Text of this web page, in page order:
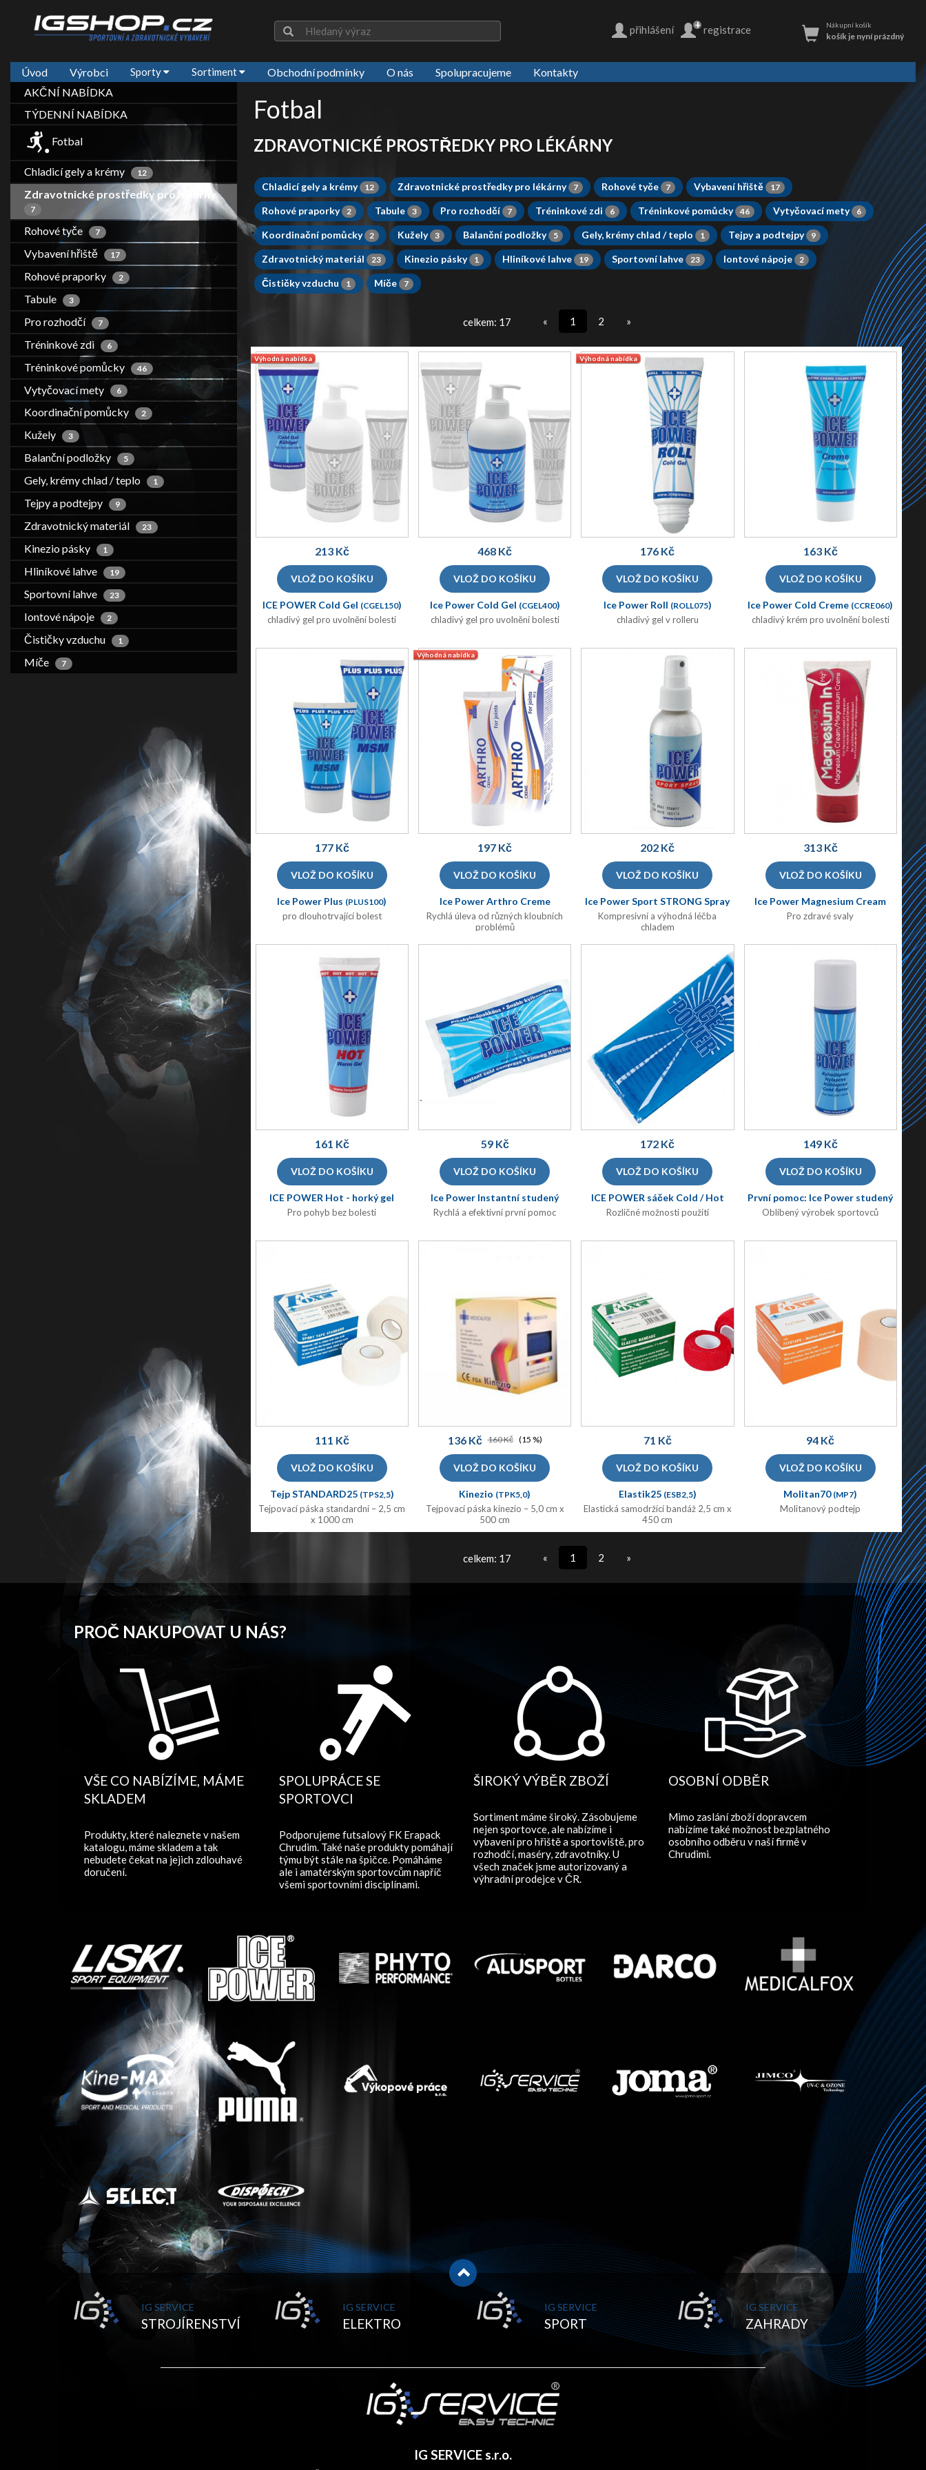
+ registrace
přihlášení Nákupní košík
košík je nyní prázdný
Úvod Výrobci Sporty Sortiment Obchodní podmínky O nás Spolupracujeme
Kontakty
AKČNÍ NABÍDKA
TÝDENNÍ NABÍDKA
Fotbal
Chladicí gely a krémy 12
Zdravotnické prostředky pro lékárny
7
Rohové tyče 7
Vybavení hřiště 17
Rohové praporky 2
Tabule 3
Pro rozhodčí 7
Tréninkové zdi 6
Tréninkové pomůcky 46
Vytyčovací mety 6
Koordinační pomůcky 2
Kužely 3
Balanční podložky 5
Gely, krémy chlad / teplo 1
Tejpy a podtejpy 9
Zdravotnický materiál 23
Kinezio pásky 1
Hliníkové lahve 19
Sportovní lahve 23
Iontové nápoje 2
Čističky vzduchu 1
Míče 7
Fotbal
ZDRAVOTNICKÉ PROSTŘEDKY PRO LÉKÁRNY
Chladicí gely a krémy 12 Zdravotnické prostředky pro lékárny 7 Rohové tyče 7 Vybavení hřiště 17
Rohové praporky 2 Tabule 3 Pro rozhodčí 7 Tréninkové zdi 6 Tréninkové pomůcky 46 Vytyčovací mety 6
Koordinační pomůcky 2 Kužely 3 Balanční podložky 5 Gely, krémy chlad / teplo 1 Tejpy a podtejpy 9
Zdravotnický materiál 23 Kinezio pásky 1 Hliníkové lahve 19 Sportovní lahve 23 Iontové nápoje 2
Čističky vzduchu 1 Míče 7
celkem: 17 « 1 2 »
Výhodná nabídka
213 Kč
ICE POWER Cold Gel (CGEL150)
chladivý gel pro uvolnění bolesti
468 Kč
Ice Power Cold Gel (CGEL400)
chladivý gel pro uvolnění bolesti
Výhodná nabídka
176 Kč
Ice Power Roll (ROLL075)
chladivý gel v rolleru
163 Kč
Ice Power Cold Creme (CCRE060)
chladivý krém pro uvolnění bolesti
177 Kč
Ice Power Plus (PLUS100)
pro dlouhotrvající bolest
Výhodná nabídka
197 Kč
Ice Power Arthro Creme
(ARTHRO60)
Rychlá úleva od různých kloubních
problémů
202 Kč
Ice Power Sport STRONG Spray
(SPORT125)
Kompresivní a výhodná léčba
chladem
313 Kč
Ice Power Magnesium Cream
(MGC300)
Pro zdravé svaly
161 Kč
ICE POWER Hot - horký gel
(HOT75)
Pro pohyb bez bolesti
59 Kč
Ice Power Instantní studený
sáček(CPACK)
Rychlá a efektivní první pomoc
172 Kč
ICE POWER sáček Cold / Hot
(COLDHOT)
Rozličné možnosti použití
149 Kč
První pomoc: Ice Power studený
sprej(AID200 )
Oblíbený výrobek sportovců
111 Kč
Tejp STANDARD25 (TPS2,5)
Tejpovací páska standardní – 2,5 cm
x 1000 cm
136 Kč 160 Kč (15 %)
Kinezio (TPK5,0)
Tejpovací páska kinezio – 5,0 cm x
500 cm
71 Kč
Elastik25 (ESB2,5)
Elastická samodržící bandáž 2,5 cm x
450 cm
94 Kč
Molitan70 (MP7)
Molitanový podtejp
celkem: 17 « 1 2 »
PROČ NAKUPOVAT U NÁS?
VŠE CO NABÍZÍME, MÁME
SKLADEM
Produkty, které naleznete v našem
katalogu, máme skladem a tak
nebudete čekat na jejich zdlouhavé
doručení.
SPOLUPRÁCE SE
SPORTOVCI
Podporujeme futsalový FK Erapack
Chrudim. Také naše produkty pomáhají
týmu být stále na špičce. Pomáháme
ale i amatérským sportovcům napříč
všemi sportovními disciplínami.
ŠIROKÝ VÝBĚR ZBOŽÍ
Sortiment máme široký. Zásobujeme
nejen sportovce, ale nabízíme i
vybavení pro hřiště a sportoviště, pro
rozhodčí, maséry, zdravotníky. U
všech značek jsme autorizovaný a
výhradní prodejce v ČR.
OSOBNÍ ODBĚR
Mimo zaslání zboží dopravcem
nabízíme také možnost bezplatného
osobního odběru v naší firmě v
Chrudimi.
IG SERVICE
STROJÍRENSTVÍ
IG SERVICE
ELEKTRO
IG SERVICE
SPORT
IG SERVICE
ZAHRADY
IG SERVICE s.r.o.